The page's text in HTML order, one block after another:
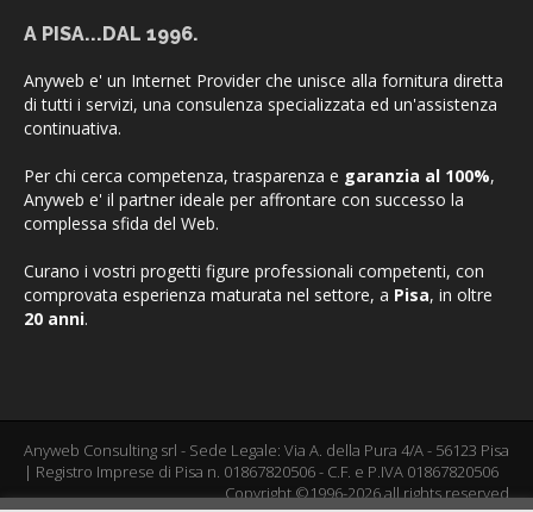
A PISA...DAL 1996.
Anyweb e' un Internet Provider che unisce alla fornitura diretta
di tutti i servizi, una consulenza specializzata ed un'assistenza
continuativa.
Per chi cerca competenza, trasparenza e garanzia al 100%,
Anyweb e' il partner ideale per affrontare con successo la
complessa sfida del Web.
Curano i vostri progetti figure professionali competenti, con
comprovata esperienza maturata nel settore, a Pisa, in oltre
20 anni.
Anyweb Consulting srl - Sede Legale: Via A. della Pura 4/A - 56123 Pisa
| Registro Imprese di Pisa n. 01867820506 - C.F. e P.IVA 01867820506
Copyright ©1996-2026 all rights reserved